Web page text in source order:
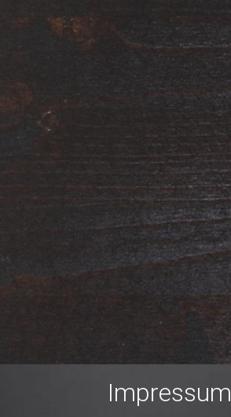
Impressum